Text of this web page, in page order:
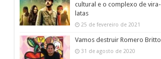
cultural e o complexo de vira-
latas
25 de fevereiro de 2021
Vamos destruir Romero Britto
31 de agosto de 2020